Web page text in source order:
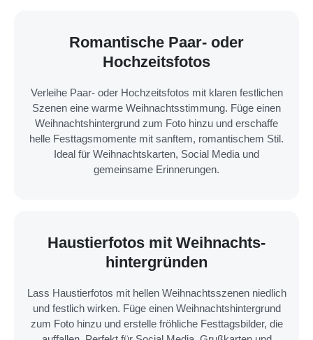
Romantische Paar- oder
Hochzeitsfotos
Verleihe Paar- oder Hochzeitsfotos mit klaren festlichen
Szenen eine warme Weihnachtsstimmung. Füge einen
Weihnachts­hintergrund zum Foto hinzu und erschaffe
helle Festtagsmomente mit sanftem, romantischem Stil.
Ideal für Weihnachtskarten, Social Media und
gemeinsame Erinnerungen.
Haustierfotos mit Weihnachts­
hintergründen
Lass Haustierfotos mit hellen Weihnachtsszenen niedlich
und festlich wirken. Füge einen Weihnachts­hintergrund
zum Foto hinzu und erstelle fröhliche Festtagsbilder, die